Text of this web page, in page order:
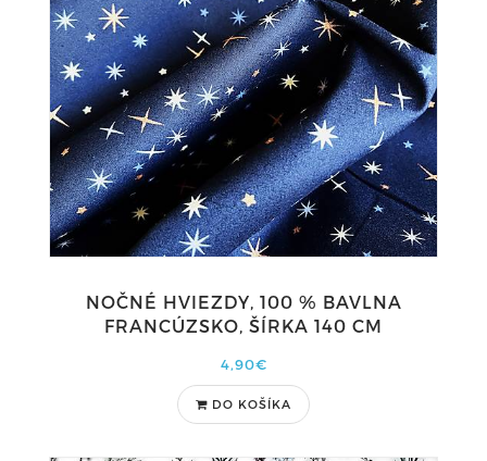
NOČNÉ HVIEZDY, 100 % BAVLNA
FRANCÚZSKO, ŠÍRKA 140 CM
4,90€
DO KOŠÍKA